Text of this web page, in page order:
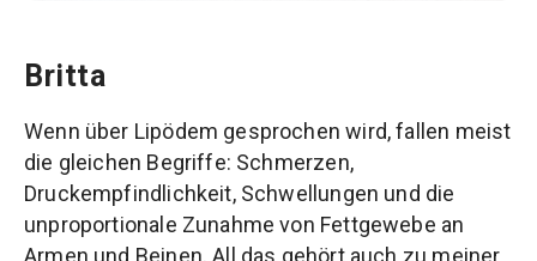
Britta
Wenn über Lipödem gesprochen wird, fallen meist
die gleichen Begriffe: Schmerzen,
Druckempfindlichkeit, Schwellungen und die
unproportionale Zunahme von Fettgewebe an
Armen und Beinen. All das gehört auch zu meiner